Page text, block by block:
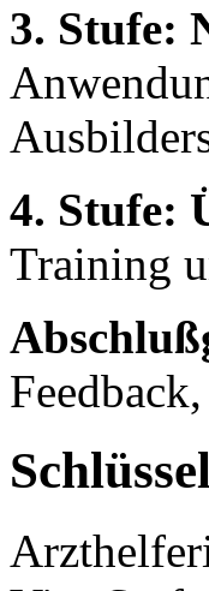
3. Stufe:
4. Stufe:
Training